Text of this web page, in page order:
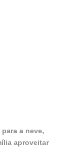
a neve,
aproveitar